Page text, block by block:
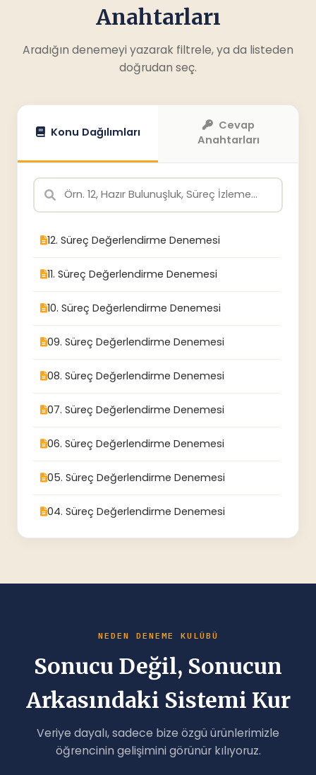
Anahtarları
Aradığın denemeyi yazarak filtrele, ya da listeden
doğrudan seç.
Konu Dağılımları
Cevap
Anahtarları
12. Süreç Değerlendirme Denemesi
11. Süreç Değerlendirme Denemesi
10. Süreç Değerlendirme Denemesi
09. Süreç Değerlendirme Denemesi
08. Süreç Değerlendirme Denemesi
07. Süreç Değerlendirme Denemesi
06. Süreç Değerlendirme Denemesi
05. Süreç Değerlendirme Denemesi
04. Süreç Değerlendirme Denemesi
Hazır Bulunuşluk Denemesi
NEDEN DENEME KULÜBÜ
Sonucu Değil, Sonucun
Arkasındaki Sistemi Kur
Veriye dayalı, sadece bize özgü ürünlerimizle
öğrencinin gelişimini görünür kılıyoruz.